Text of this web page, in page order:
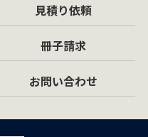
見積り依頼
冊子請求
お問い合わせ